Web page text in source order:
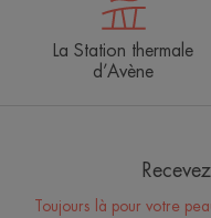
La Station thermale
d’Avène
Toujours là pour votre